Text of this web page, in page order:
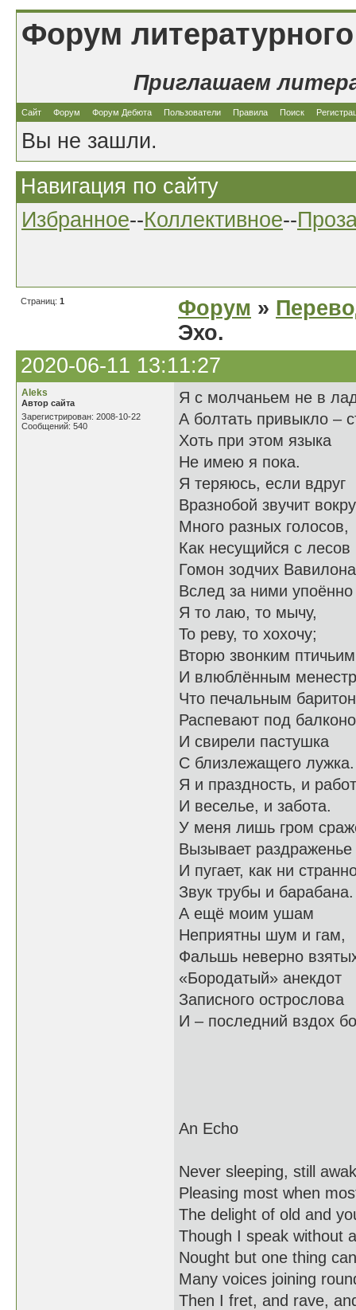
Форум
Приглашаем
Сайт Форум Форум Дебюта Пользователи Правила Поиск
Вы не зашли.
Навигация по сайту
Избранное--Коллективное--
Страниц: 1 Форум »
Эхо.
2020-06-11 13:11:27
Aleks
Автор сайта
Зарегистрирован: 2008-10-22
Сообщений: 540
Я с молчаньем не в
А болтать привыкло –
Хоть при этом языка
Не имею я пока.
Я теряюсь, если вдруг
Вразнобой звучит
Много разных голосов,
Как несущийся с лесов
Гомон зодчих
Вслед за ними упоённо
Я то лаю, то мычу,
То реву, то хохочу;
Вторю звонким
И влюблённым
Что печальным
Распевают под
И свирели пастушка
С близлежащего лужка.
Я и праздность, и
И веселье, и забота.
У меня лишь гром
Вызывает раздраженье
И пугает, как ни
Звук трубы и барабана.
А ещё моим ушам
Неприятны шум и гам,
Фальшь неверно
«Бородатый» анекдот
Записного острослова
И – последний вздох
An Echo
Never sleeping, still
Pleasing most when
The delight of old and
Though I speak without
Nought but one thing
Many voices joining
Then I fret, and rave,